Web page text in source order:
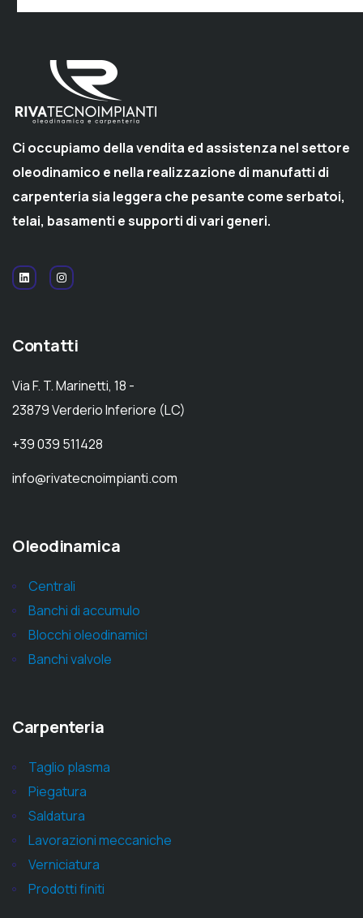
Ci occupiamo della vendita ed assistenza nel settore
oleodinamico e nella realizzazione di manufatti di
carpenteria sia leggera che pesante come serbatoi,
telai, basamenti e supporti di vari generi.
Contatti
Via F. T. Marinetti, 18 -
23879 Verderio Inferiore (LC)
+39 039 511428
info@rivatecnoimpianti.com
Oleodinamica
Centrali
Banchi di accumulo
Blocchi oleodinamici
Banchi valvole
Carpenteria
Taglio plasma
Piegatura
Saldatura
Lavorazioni meccaniche
Verniciatura
Prodotti finiti